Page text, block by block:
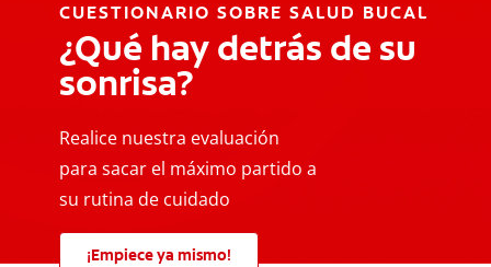
CUESTIONARIO SOBRE SALUD BUCAL
¿Qué hay detrás de su
sonrisa?
Realice nuestra evaluación
para sacar el máximo partido a
su rutina de cuidado
¡Empiece ya mismo!